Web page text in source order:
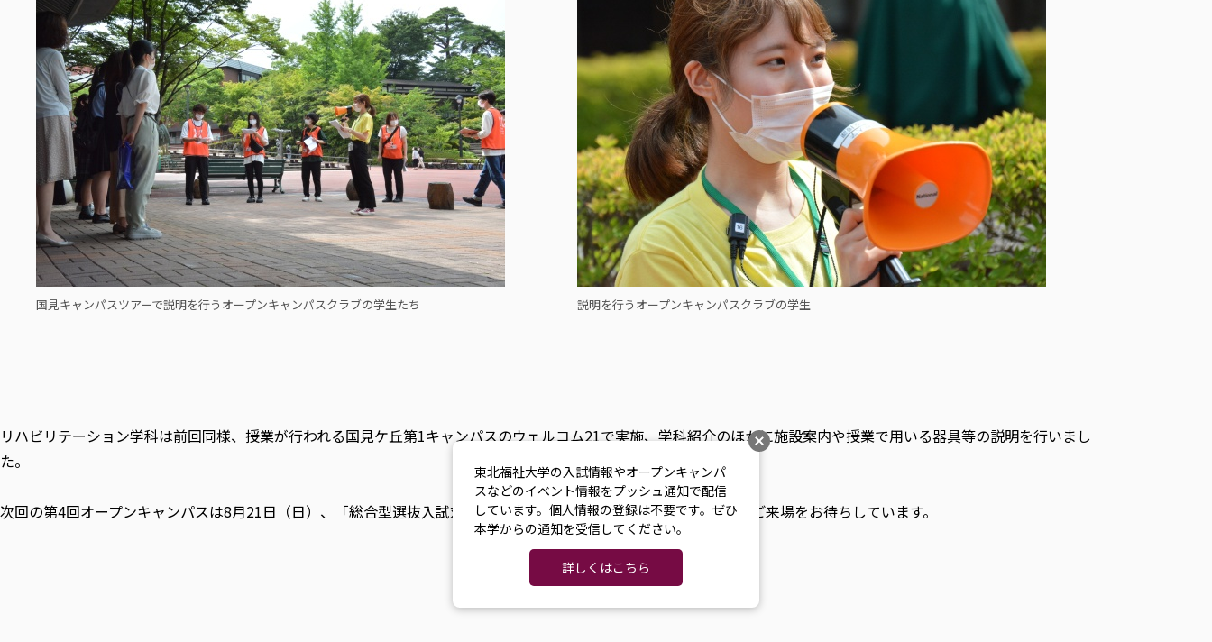
国見キャンパスツアーで説明を行うオープンキャンパスクラブの学生たち 説明を行うオープンキャンパスクラブの学生
リハビリテーション学科は前回同様、授業が行われる国見ケ丘第1キャンパスのウェルコム21で実施、学科紹介のほかに施設案内や授業で用いる器具等の説明を行いまし
た。
次回の第4回オープンキャンパスは8月21日（日）、「総合型選抜入試対策」をメイン企画として開催します。皆様のご来場をお待ちしています。
東北福祉大学の入試情報やオープンキャンパ
スなどのイベント情報をプッシュ通知で配信
しています。個人情報の登録は不要です。ぜひ
本学からの通知を受信してください。
詳しくはこちら